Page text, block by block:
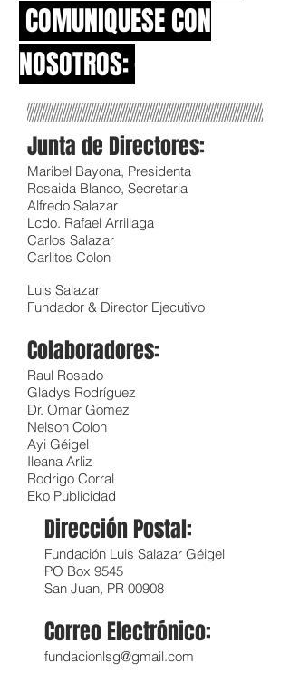
COMUNIQUESE CON
NOSOTROS:´
Junta de Directores:
Maribel Bayona, Presidenta
Rosaida Blanco, Secretaria
Alfredo Salazar
Lcdo. Rafael Arrillaga
Carlos Salazar
Carlitos Colon
Luis Salazar
Fundador & Director Ejecutivo
Colaboradores:
Raul Rosado
Gladys Rodríguez
Dr. Omar Gomez
Nelson Colon
Ayi Géigel
Ileana Arliz
Rodrigo Corral
Eko Publicidad
Dirección Postal:
Fundación Luis Salazar Géigel
PO Box 9545
San Juan, PR 00908
Correo Electrónico:
fundacionlsg@gmail.com